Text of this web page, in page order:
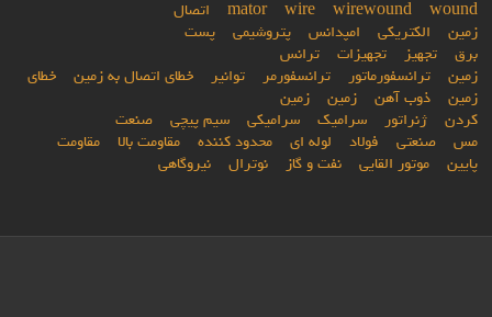
mator
wire wirewound wound
اتصال
زمین
الکتریکی امپدانس پتروشیمی
پست
برق
تجهیز تجهیزات
ترانس
زمین
ترانسفورماتور ترانسفورمر توانیر خطای اتصال به زمین
خطای
زمین
ذوب آهن زمین
زمین
کردن
ژنراتور سرامیک سرامیکی سیم پیچی
صنعت
مس
صنعتی فولاد لوله ای محدود کننده مقاومت بالا
مقاومت
پایین
موتور القایی نفت و گاز نوترال نیروگاهی